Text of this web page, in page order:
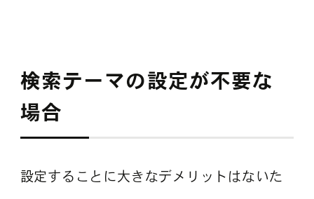
検索テーマの設定が不要な
場合
設定することに大きなデメリットはないた